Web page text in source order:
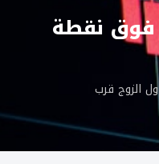
فوق نقطة
حيث تداول الزوج قرب